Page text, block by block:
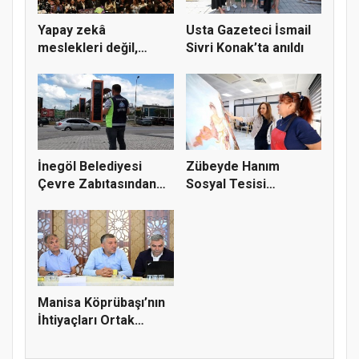
Yapay zekâ
meslekleri değil,
Usta Gazeteci İsmail
Sivri Konak’ta anıldı
İnegöl Belediyesi
Çevre Zabıtasından
Zübeyde Hanım
Sosyal Tesisi
Manisa Köprübaşı’nın
İhtiyaçları Ortak